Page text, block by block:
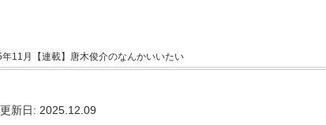
11月【連載】唐木俊介のなんかいいたい
更新日: 2025.12.09